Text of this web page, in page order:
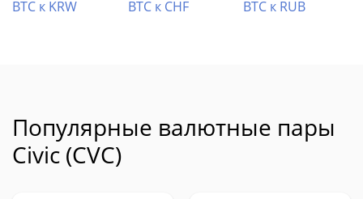
BTC к KRW
BTC к CHF BTC к RUB
Популярные валютные пары
Civic (CVC)